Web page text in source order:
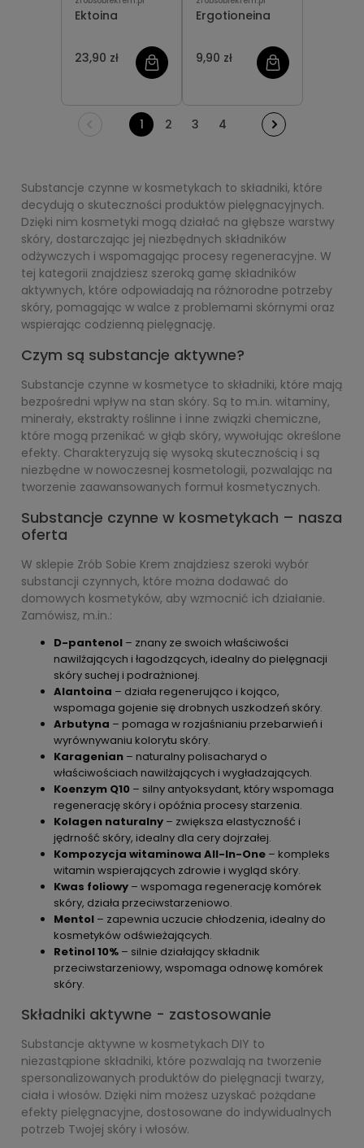
Ektoina
23,90 zł
Ergotioneina
9,90 zł
1 2 3 4
Substancje czynne w kosmetykach to składniki, które
decydują o skuteczności produktów pielęgnacyjnych.
Dzięki nim kosmetyki mogą działać na głębsze warstwy
skóry, dostarczając jej niezbędnych składników
odżywczych i wspomagając procesy regeneracyjne. W
tej kategorii znajdziesz szeroką gamę składników
aktywnych, które odpowiadają na różnorodne potrzeby
skóry, pomagając w walce z problemami skórnymi oraz
wspierając codzienną pielęgnację.
Czym są substancje aktywne?
Substancje czynne w kosmetyce to składniki, które mają
bezpośredni wpływ na stan skóry. Są to m.in. witaminy,
minerały, ekstrakty roślinne i inne związki chemiczne,
które mogą przenikać w głąb skóry, wywołując określone
efekty. Charakteryzują się wysoką skutecznością i są
niezbędne w nowoczesnej kosmetologii, pozwalając na
tworzenie zaawansowanych formuł kosmetycznych.
Substancje czynne w kosmetykach – nasza
oferta
W sklepie Zrób Sobie Krem znajdziesz szeroki wybór
substancji czynnych, które można dodawać do
domowych kosmetyków, aby wzmocnić ich działanie.
Zamówisz, m.in.:
D-pantenol – znany ze swoich właściwości
nawilżających i łagodzących, idealny do pielęgnacji
skóry suchej i podrażnionej.
Alantoina – działa regenerująco i kojąco,
wspomaga gojenie się drobnych uszkodzeń skóry.
Arbutyna – pomaga w rozjaśnianiu przebarwień i
wyrównywaniu kolorytu skóry.
Karagenian – naturalny polisacharyd o
właściwościach nawilżających i wygładzających.
Koenzym Q10 – silny antyoksydant, który wspomaga
regenerację skóry i opóźnia procesy starzenia.
Kolagen naturalny – zwiększa elastyczność i
jędrność skóry, idealny dla cery dojrzałej.
Kompozycja witaminowa All-In-One – kompleks
witamin wspierających zdrowie i wygląd skóry.
Kwas foliowy – wspomaga regenerację komórek
skóry, działa przeciwstarzeniowo.
Mentol – zapewnia uczucie chłodzenia, idealny do
kosmetyków odświeżających.
Retinol 10% – silnie działający składnik
przeciwstarzeniowy, wspomaga odnowę komórek
skóry.
Składniki aktywne - zastosowanie
Substancje aktywne w kosmetykach DIY to
niezastąpione składniki, które pozwalają na tworzenie
spersonalizowanych produktów do pielęgnacji twarzy,
ciała i włosów. Dzięki nim możesz uzyskać pożądane
efekty pielęgnacyjne, dostosowane do indywidualnych
potrzeb Twojej skóry i włosów.